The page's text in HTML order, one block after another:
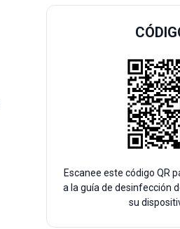
Escanee este código QR
a la guía de desinfección
su